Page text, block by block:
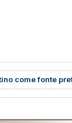
come fonte